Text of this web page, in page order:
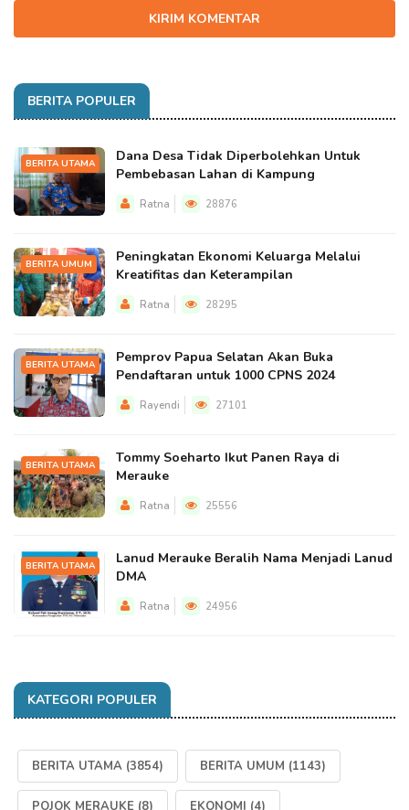
KIRIM KOMENTAR
BERITA POPULER
BERITA UTAMA
Dana Desa Tidak Diperbolehkan Untuk
Pembebasan Lahan di Kampung
Ratna 28876
BERITA UMUM
Peningkatan Ekonomi Keluarga Melalui
Kreatifitas dan Keterampilan
Ratna 28295
BERITA UTAMA
Pemprov Papua Selatan Akan Buka
Pendaftaran untuk 1000 CPNS 2024
Rayendi 27101
BERITA UTAMA
Tommy Soeharto Ikut Panen Raya di
Merauke
Ratna 25556
BERITA UTAMA
Lanud Merauke Beralih Nama Menjadi Lanud
DMA
Ratna 24956
KATEGORI POPULER
BERITA UTAMA (3854) BERITA UMUM (1143)
POJOK MERAUKE (8) EKONOMI (4)